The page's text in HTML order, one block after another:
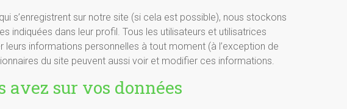
s’enregistrent sur notre site (si cela est possible), nous stockons
indiquées dans leur profil. Tous les utilisateurs et utilisatrices
leurs informations personnelles à tout moment (à l’exception de
du site peuvent aussi voir et modifier ces informations.
avez sur vos données